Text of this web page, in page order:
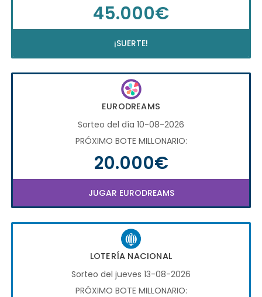
45.000€
¡SUERTE!
EURODREAMS
Sorteo del día 10-08-2026
PRÓXIMO BOTE MILLONARIO:
20.000€
JUGAR EURODREAMS
LOTERÍA NACIONAL
Sorteo del jueves 13-08-2026
PRÓXIMO BOTE MILLONARIO: